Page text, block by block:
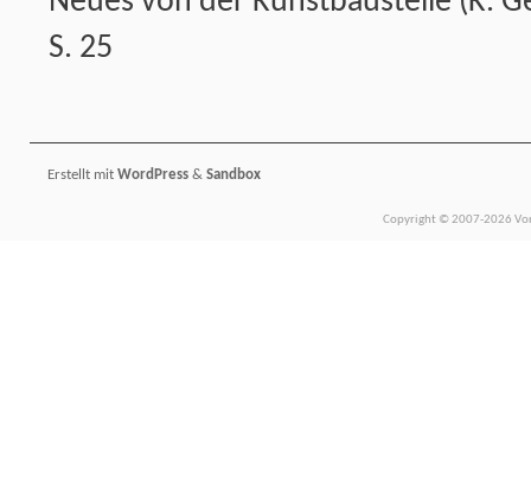
S. 25
Erstellt mit WordPress & Sandbox
Copyright © 2007-2026